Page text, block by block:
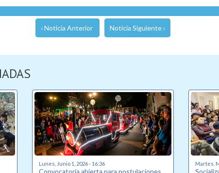
‹ Noticia Anterior Noticia Siguiente ›
Lunes, Junio 1, 2026 - 16:36 Martes,